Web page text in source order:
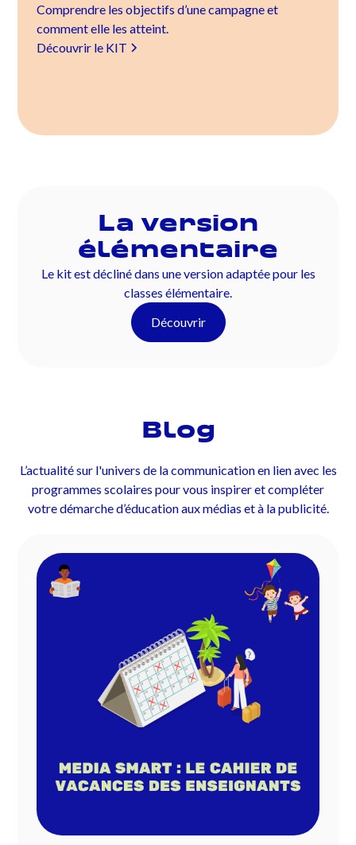
Comprendre les objectifs d’une campagne et
comment elle les atteint.
Découvrir le KIT
La version
élémentaire
Le kit est décliné dans une version adaptée pour les
classes élémentaire.
Découvrir
Blog
L’actualité sur l'univers de la communication en lien avec les
programmes scolaires pour vous inspirer et compléter
votre démarche d’éducation aux médias et à la publicité.